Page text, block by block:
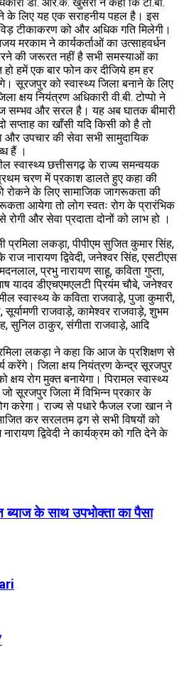
लिए यह एक सराहनीय पहल है। इस
टीकाकरण को और अधिक गति मिलेगी।
मरकाम ने कार्यकर्ताओं का उत्साहवर्धन
की जरूरत नहीं है सभी समस्याओं का
हमें एक बार फोन कर दीजिये हम हर
सूरजपुर को स्वास्थ्य जिला बनाने के लिए
नियंत्रण अधिकारी वी.बी. टोप्पो ने
सम्भव और सरल है। यह अब घातक बीमारी
सप्ताह का खाँसी यदि किसी को है तो
उपचार की सेवा सभी सामुदायिक
हैं ।
स्वास्थ्य छत्तीसगढ़ के राज्य समन्वयक
चरण में प्रकाश डालते हुए कहा की
रोकने के लिए सामाजिक जागरूकता की
आयेगा तो लोग स्वतः रोग के प्रारंभिक
और सेवा प्रदाता दोनों को लाभ हो ।
प्रमिला लकड़ा, पीपीएम सुजित कुमार सिंह,
राज नारायण द्विवेदी, जनेश्वर सिंह, एसटीएस
प्रभु नारायण साहू, कविता गुप्ता,
यादव डीएचएमएलटी प्रियंम चौबे, जनेश्वर
स्वास्थ्य के कविता राजवाड़े, पुजा कुमारी,
सूर्यामणी राजवाड़े, कामेश्वर राजवाड़े, शुभम
सुनिल ठाकुर, संगीता राजवाड़े, आदि
लकड़ा ने कहा कि आज के प्रशिक्षण से
करेंगे। जिला क्षय नियंत्रण केन्द्र सूरजपुर
क्षय रोग मुक्त बनायेगा। पिरामल स्वास्थ्य
सूरजपुर जिला में विभिन्न प्रकार के
करेगा। राज्य से पधारे फैजल रजा खान ने
कर सरलतम ढ़ग से सभी विषयों को
द्विवेदी ने कार्यक्रम को गति देने के
ब्याज के साथ उपभोक्ता का पैसा